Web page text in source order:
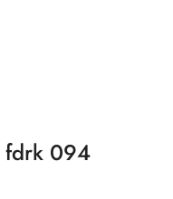
fdrk 094